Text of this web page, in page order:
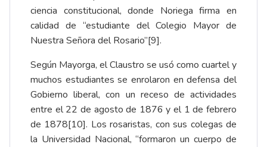
ciencia constitucional, donde Noriega firma en
calidad de “estudiante del Colegio Mayor de
Nuestra Señora del Rosario”[9].
Según Mayorga, el Claustro se usó como cuartel y
muchos estudiantes se enrolaron en defensa del
Gobierno liberal, con un receso de actividades
entre el 22 de agosto de 1876 y el 1 de febrero
de 1878[10]. Los rosaristas, con sus colegas de
la Universidad Nacional, “formaron un cuerpo de